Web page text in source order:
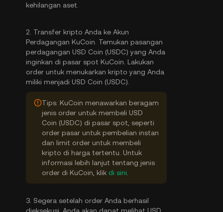
kehilangan aset.
2. Transfer kripto Anda ke Akun
Perdagangan KuCoin. Temukan pasangan
perdagangan USD Coin (USDC) yang Anda
inginkan di pasar spot KuCoin. Lakukan
order untuk menukarkan kripto yang Anda
miliki menjadi USD Coin (USDC).
Tips: KuCoin menawarkan beragam
jenis order untuk membeli USD
Coin (USDC) di pasar spot, seperti
order pasar untuk pembelian instan
dan limit order untuk membeli
kripto di harga tertentu. Untuk
informasi lebih lanjut tentang jenis
order di KuCoin, klik di sini
3. Segera setelah order Anda berhasil